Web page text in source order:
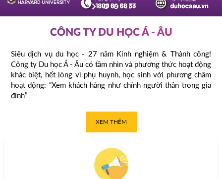
CÔNG TY DU HỌC Á - ÂU
Siêu dịch vụ du học - 27 năm Kinh nghiệm & Thành công!
Công ty Du học Á - Âu có tầm nhìn và phương thức hoạt động
khác biệt, hết lòng vì phụ huynh, học sinh với phương châm
hoạt động: “Xem khách hàng như chính người thân trong gia
đình”
XEM THÊM